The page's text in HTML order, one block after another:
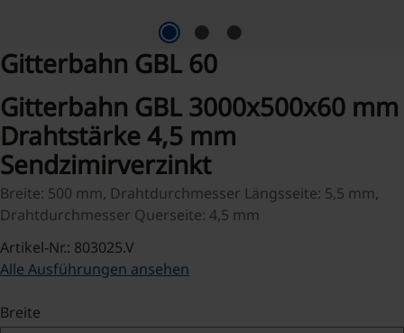
Gitterbahn GBL 60
Gitterbahn GBL 3000x500x60 mm
Drahtstärke 4,5 mm
Sendzimirverzinkt
Breite: 500 mm, Drahtdurchmesser Längsseite: 5,5 mm,
Drahtdurchmesser Querseite: 4,5 mm
Artikel-Nr.: 803025.V
Alle Ausführungen ansehen
Breite